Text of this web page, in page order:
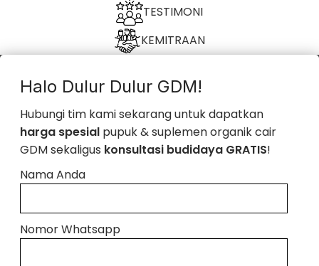
TESTIMONI
KEMITRAAN
Halo Dulur Dulur GDM!
Hubungi tim kami sekarang untuk dapatkan
harga spesial pupuk & suplemen organik cair
GDM sekaligus konsultasi budidaya GRATIS!
Nama Anda
Nomor Whatsapp